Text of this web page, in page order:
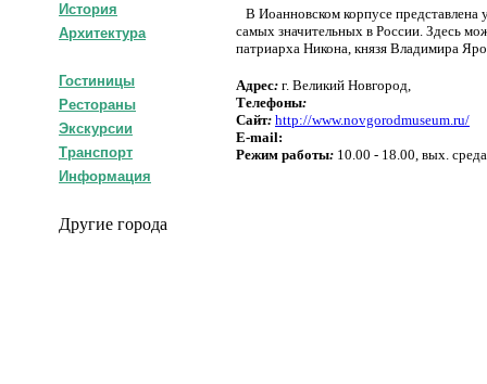
История
Архитектура
Гостиницы
Рестораны
Экскурсии
Транспорт
Информация
Другие города
В Иоанновском корпусе представлена
самых значительных в России. Здесь
патриарха Никона, князя Владимира
Адрес: г. Великий Новгород,
Телефоны:
Сайт: http://www.novgorodmuseum.ru/
E-mail:
Режим работы: 10.00 - 18.00, вых.